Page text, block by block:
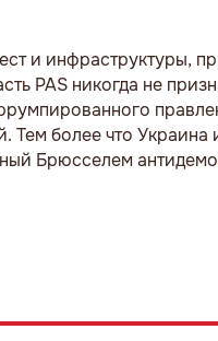
и инфраструктуры,
PAS никогда не
Тем более что
Брюсселем